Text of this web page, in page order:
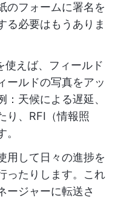
のフォームに署名を
る必要はもうありま
使えば、フィールド
ールドの写真をアッ
天候による遅延、
り、RFI（情報照
用して日々の進捗を
ったりします。これ
ージャーに転送さ